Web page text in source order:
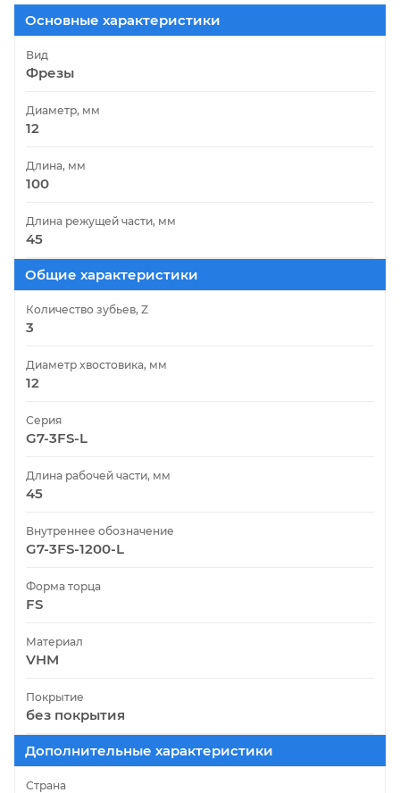
Основные характеристики
Вид
Фрезы
Диаметр, мм
12
Длина, мм
100
Длина режущей части, мм
45
Общие характеристики
Количество зубьев, Z
3
Диаметр хвостовика, мм
12
Серия
G7-3FS-L
Длина рабочей части, мм
45
Внутреннее обозначение
G7-3FS-1200-L
Форма торца
FS
Материал
VHM
Покрытие
без покрытия
Дополнительные характеристики
Страна